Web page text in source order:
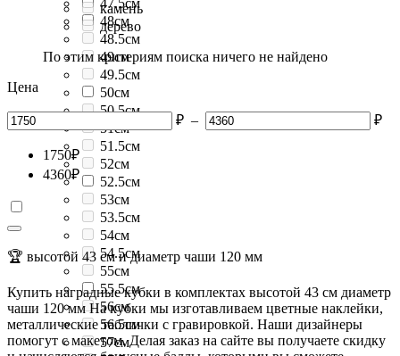
48см
48.5см
49см
49.5см
50см
50.5см
51см
51.5см
52см
52.5см
53см
53.5см
54см
54.5см
55см
55.5см
56см
56.5см
57см
камень
дерево
По этим критериям поиска ничего не найдено
Цена
₽ – ₽
1750₽
4360₽
🏆 высотой 43 см и диаметр чаши 120 мм
Купить наградные кубки в комплектах высотой 43 см диаметр
чаши 120 мм На кубки мы изготавливаем цветные наклейки,
металлические таблички с гравировкой. Наши дизайнеры
помогут с макетом. Делая заказ на сайте вы получаете скидку